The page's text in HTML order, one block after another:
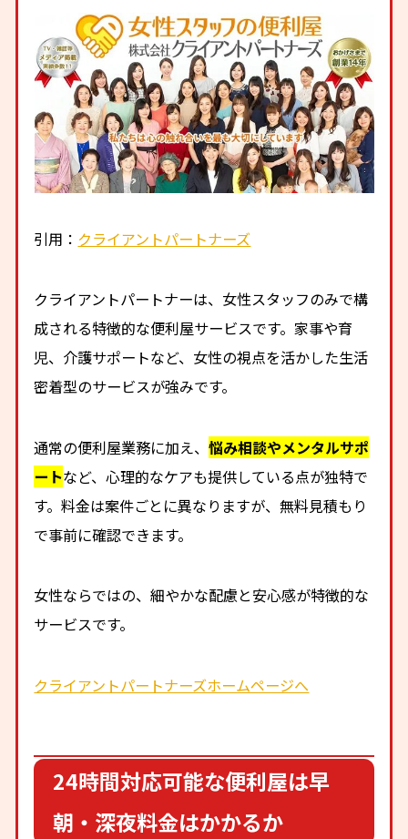
引用： クライアントパートナーズ
クライアントパートナーは、女性スタッフのみで構
成される特徴的な便利屋サービスです。家事や育
児、介護サポートなど、女性の視点を活かした生活
密着型のサービスが強みです。
通常の便利屋業務に加え、悩み相談やメンタルサポ
ートなど、心理的なケアも提供している点が独特で
す。料金は案件ごとに異なりますが、無料見積もり
で事前に確認できます。
女性ならではの、細やかな配慮と安心感が特徴的な
サービスです。
クライアントパートナーズホームページへ
24時間対応可能な便利屋は早
朝・深夜料金はかかるか